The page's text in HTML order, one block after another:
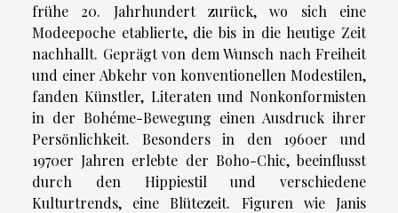
frühe 20. Jahrhundert zurück, wo sich eine
Modeepoche etablierte, die bis in die heutige Zeit
nachhallt. Geprägt von dem Wunsch nach Freiheit
und einer Abkehr von konventionellen Modestilen,
fanden Künstler, Literaten und Nonkonformisten
in der Bohéme-Bewegung einen Ausdruck ihrer
Persönlichkeit. Besonders in den 1960er und
1970er Jahren erlebte der Boho-Chic, beeinflusst
durch den Hippiestil und verschiedene
Kulturtrends, eine Blütezeit. Figuren wie Janis